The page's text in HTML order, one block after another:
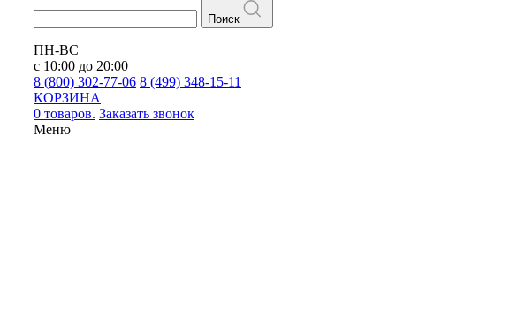
Поиск
ПН-ВС
с 10:00 до 20:00
8 (800) 302-77-06 8 (499) 348-15-11
КОРЗИНА
0 товаров. Заказать звонок
Меню